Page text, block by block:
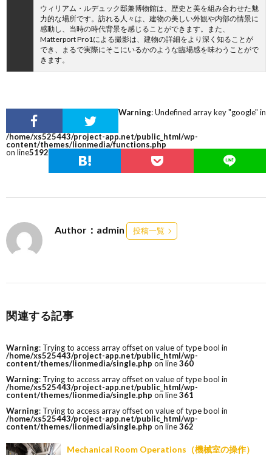
ウィリアム・ルデュック邸兼博物館は、歴史と美を組み合わせた魅
力的な場所です。訪れる人々は、建物の美しい外観や内部の情景に
感動し、当時の時代背景を感じることができます。また、
Matterport Pro1による撮影は、建物の詳細をより深く知ることが
でき、まるで実際にそこにいるかのような臨場感を味わうことがで
きます。
Warning: Undefined array key "google" in
/home/xs525443/project-app.net/public_html/wp-
content/themes/lionmedia/functions.php
on line5192
Author：admin 投稿一覧
関連する記事
Warning: Trying to access array offset on value of type bool in
/home/xs525443/project-app.net/public_html/wp-
content/themes/lionmedia/single.php on line360
Warning: Trying to access array offset on value of type bool in
/home/xs525443/project-app.net/public_html/wp-
content/themes/lionmedia/single.php on line361
Warning: Trying to access array offset on value of type bool in
/home/xs525443/project-app.net/public_html/wp-
content/themes/lionmedia/single.php on line362
Mechanical Room Operations（機械室の操作）